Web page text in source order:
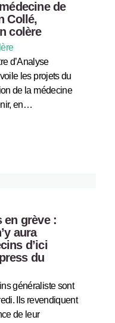
de
Collé,
colère
d’Analyse
les projets du
de la médecine
en…
en grève :
aura
d’ici
du
généraliste sont
Ils revendiquent
de leur